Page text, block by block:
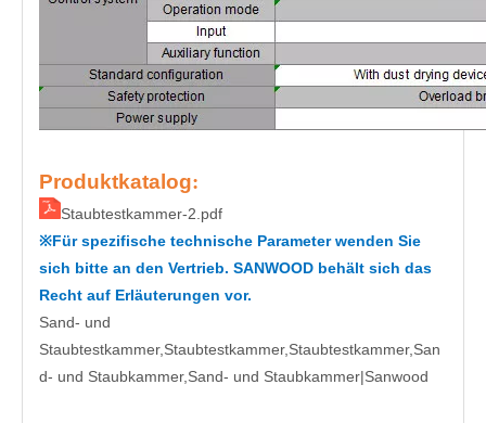
Produktkatalog:
Staubtestkammer-2.pdf
※Für spezifische technische Parameter wenden Sie
sich bitte an den Vertrieb. SANWOOD behält sich das
Recht auf Erläuterungen vor.
Sand- und
Staubtestkammer,Staubtestkammer,Staubtestkammer,San
d- und Staubkammer,Sand- und Staubkammer|Sanwood